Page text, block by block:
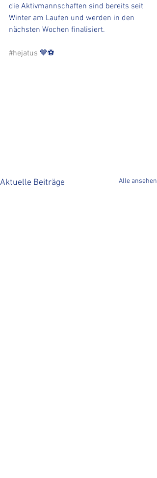
die Aktivmannschaften sind bereits seit
Winter am Laufen und werden in den
nächsten Wochen finalisiert.
#hejatus 💙⚽️
Aktuelle Beiträge Alle ansehen